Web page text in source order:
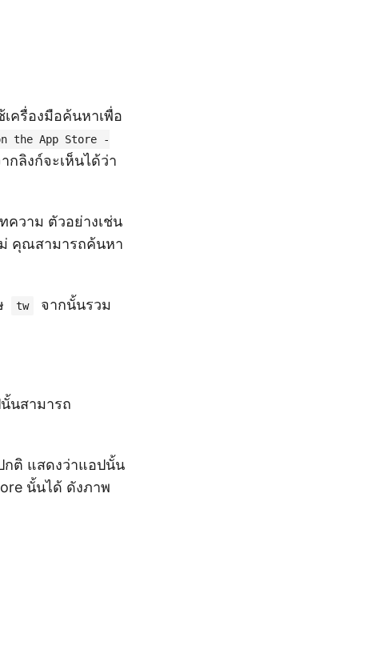
ครื่องมือค้นหาเพื่อ
the App Store -
กลิงก์จะเห็นได้ว่า
วาม ตัวอย่างเช่น
คุณสามารถค้นหา
tw
จากนั้นรวม
นั้นสามารถ
กติ แสดงว่าแอปนั้น
นั้นได้ ดังภาพ